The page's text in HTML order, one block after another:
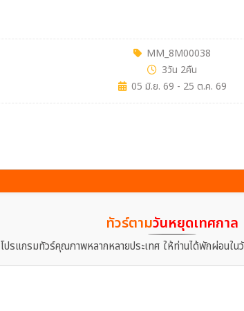
MM_8M00038
3วัน 2คืน
05 มิ.ย. 69 - 25 ต.ค. 69
ทัวร์ตามวันหยุดเทศกาล
โปรแกรมทัวร์คุณภาพหลากหลายประเทศ ให้ท่านได้พักผ่อนใ